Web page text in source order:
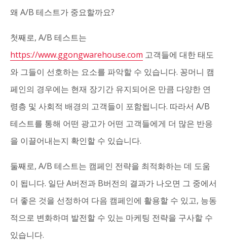
왜 A/B 테스트가 중요할까요?
첫째로, A/B 테스트는
https://www.ggongwarehouse.com 고객들에 대한 태도
와 그들이 선호하는 요소를 파악할 수 있습니다. 꽁머니 캠
페인의 경우에는 현재 장기간 유지되어온 만큼 다양한 연
령층 및 사회적 배경의 고객들이 포함됩니다. 따라서 A/B
테스트를 통해 어떤 광고가 어떤 고객들에게 더 많은 반응
을 이끌어내는지 확인할 수 있습니다.
둘째로, A/B 테스트는 캠페인 전략을 최적화하는 데 도움
이 됩니다. 일단 A버전과 B버전의 결과가 나오면 그 중에서
더 좋은 것을 선정하여 다음 캠페인에 활용할 수 있고, 능동
적으로 변화하며 발전할 수 있는 마케팅 전략을 구사할 수
있습니다.